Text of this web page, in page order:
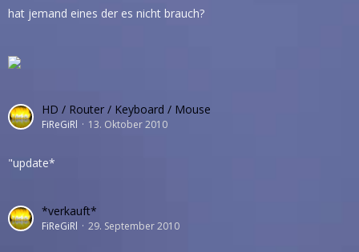
hat jemand eines der es nicht brauch?
HD / Router / Keyboard / Mouse
FiReGiRl 13. Oktober 2010
"update*
*verkauft*
FiReGiRl 29. September 2010